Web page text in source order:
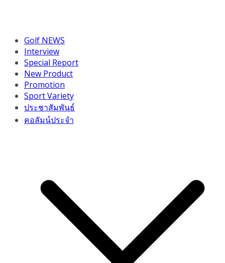
Golf NEWS
Interview
Special Report
New Product
Promotion
Sport Variety
ประชาสัมพันธ์
คอลัมน์ประจำ